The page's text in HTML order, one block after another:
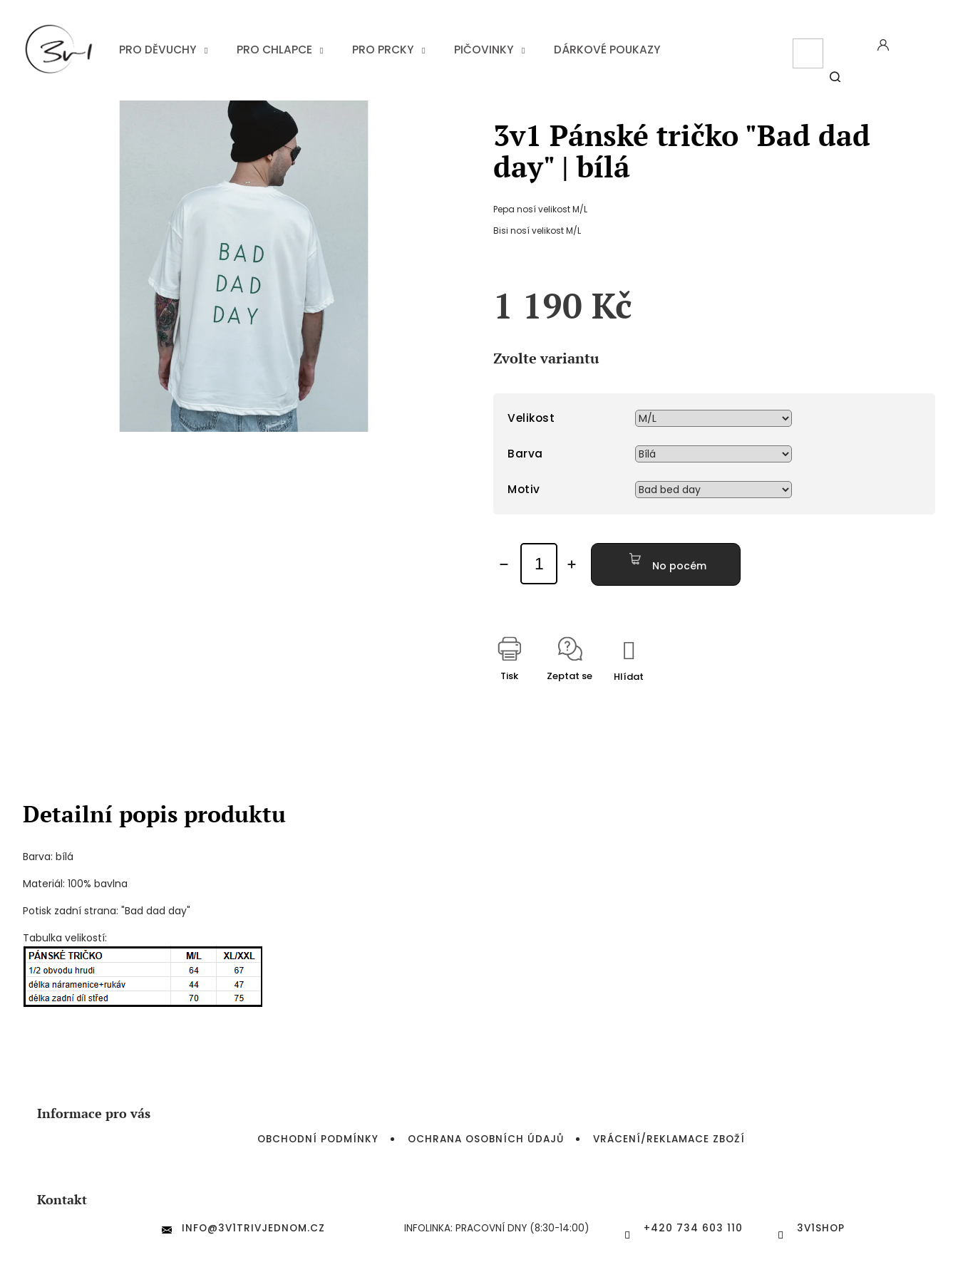
obsah
PRO DĚVUCHY PRO CHLAPCE PRO PRCKY PIČOVINKY DÁRKOVÉ POUKAZY
3v1 Pánské tričko "Bad dad
day" | bílá
Pepa nosí velikost M/L
Bisi nosí velikost M/L
1 190 Kč
Zvolte variantu
Velikost
Barva
Motiv
No pocém
Tisk Zeptat se Hlídat
Detailní popis produktu
Barva: bílá
Materiál: 100% bavlna
Potisk zadní strana: "Bad dad day"
Tabulka velikostí:
Informace pro vás
OBCHODNÍ PODMÍNKY OCHRANA OSOBNÍCH ÚDAJŮ VRÁCENÍ/REKLAMACE ZBOŽÍ
Kontakt
INFO@3V1TRIVJEDNOM.CZ INFOLINKA: PRACOVNÍ DNY (8:30-14:00) +420 734 603 110 3V1SHOP